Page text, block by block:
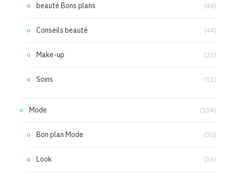
beauté Bons plans (44)
Conseils beauté (44)
Make-up (21)
Soins (51)
Mode (104)
Bon plan Mode (30)
Look (36)